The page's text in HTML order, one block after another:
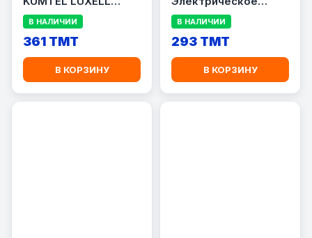
1800W
В НАЛИЧИИ
361 TMT
В КОРЗИНУ
барбекю Черный
2200 Вт BM-1IO
В НАЛИЧИИ
293 TMT
В КОРЗИНУ